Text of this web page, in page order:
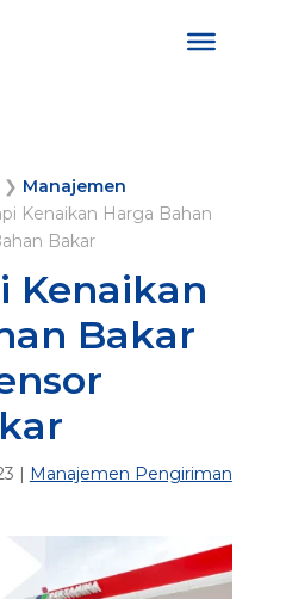
❯ Manajemen
Kenaikan Harga Bahan
Bakar
Kenaikan
Bakar
| Manajemen Pengiriman